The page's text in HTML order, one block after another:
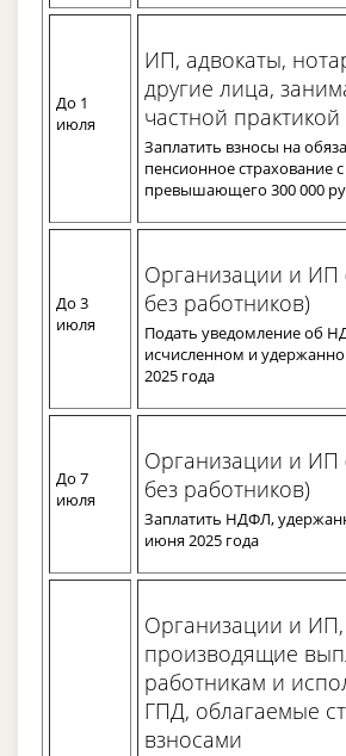
До 1
июля
ИП, адвокаты,
другие лица,
частной практикой
Заплатить взносы на
пенсионное страхование
превышающего 300 000
До 3
июля
Организации и ИП
без работников)
Подать уведомление об
исчисленном и
2025 года
До 7
июля
Организации и ИП
без работников)
Заплатить НДФЛ,
июня 2025 года
Организации и ИП,
производящие
работникам и
ГПД, облагаемые
взносами